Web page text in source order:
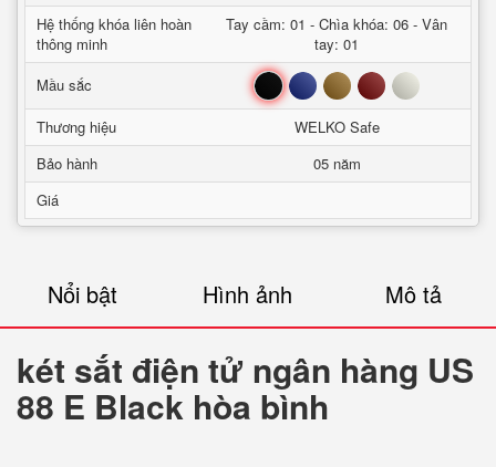
Hệ thống khóa liên hoàn
thông minh
Tay cầm: 01 - Chìa khóa: 06 - Vân
tay: 01
Mầu sắc
Đen Xanh Nâu Đỏ Trắng
Thương hiệu
WELKO Safe
Bảo hành
05 năm
Giá
Nổi bật Hình ảnh Mô tả
két sắt điện tử ngân hàng US
88 E Black hòa bình